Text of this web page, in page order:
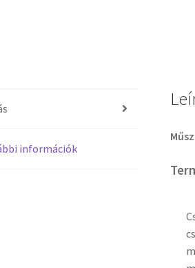
információk